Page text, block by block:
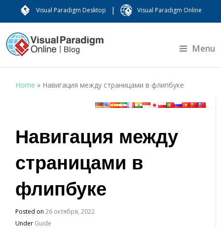
Visual Paradigm Desktop | Visual Paradigm Online
Menu
Home » Навигация между страницами в флипбуке
Навигация между
страницами в
флипбуке
Posted on26 октября, 2022
Under Guide